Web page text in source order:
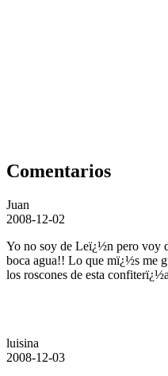
Comentarios
Juan
2008-12-02
Yo no soy de Leï¿½n pero voy
boca agua!! Lo que mï¿½s me
los roscones de esta
luisina
2008-12-03